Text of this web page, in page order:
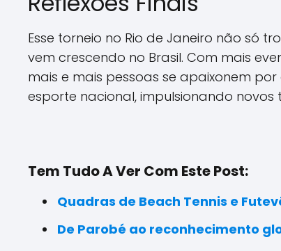
Esse torneio no Rio de Janeiro não só
vem crescendo no Brasil. Com mais
mais e mais pessoas se apaixonem
esporte nacional, impulsionando
Tem Tudo A Ver Com Este Post:
Quadras de Beach Tennis e
De Parobé ao reconhecimento